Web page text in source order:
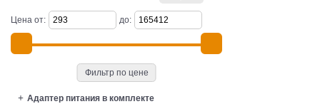
Цена от: до:
Фильтр по цене
Адаптер питания в комплекте